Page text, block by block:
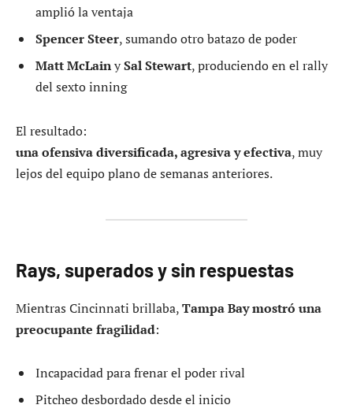
amplió la ventaja
Spencer Steer, sumando otro batazo de poder
Matt McLainySal Stewart, produciendo en el rally
del sexto inning
El resultado:
una ofensiva diversificada, agresiva y efectiva, muy
lejos del equipo plano de semanas anteriores.
Rays, superados y sin respuestas
Mientras Cincinnati brillaba,Tampa Bay mostró una
preocupante fragilidad:
Incapacidad para frenar el poder rival
Pitcheo desbordado desde el inicio